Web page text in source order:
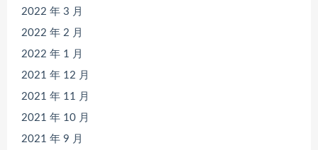
2022 年 3 月
2022 年 2 月
2022 年 1 月
2021 年 12 月
2021 年 11 月
2021 年 10 月
2021 年 9 月